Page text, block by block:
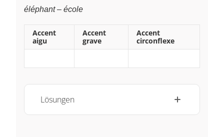
éléphant– école
Accent
aigu
Accent
grave
Accent
circonflexe
Lösungen